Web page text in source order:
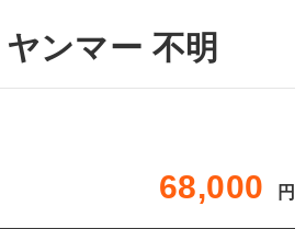
ンマー 不明
68,000 円